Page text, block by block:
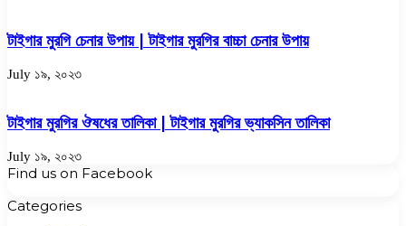
টাইগার মুরগি চেনার উপায় | টাইগার মুরগির বাচ্চা চেনার উপায়
July ১৯, ২০২৩
টাইগার মুরগির ঔষধের তালিকা | টাইগার মুরগির ভ্যাকসিন তালিকা
July ১৯, ২০২৩
Find us on Facebook
Categories